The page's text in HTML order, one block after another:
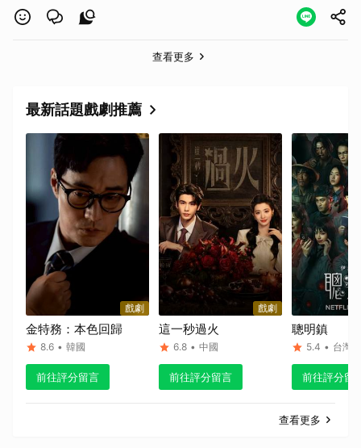
查看更多
最新話題戲劇推薦
戲劇
金特務：本色回歸
8.6 • 韓國
前往評分留言
戲劇
這一秒過火
6.8 • 中國
前往評分留言
聰明鎮
5.4 • 台灣
前往評分留
查看更多